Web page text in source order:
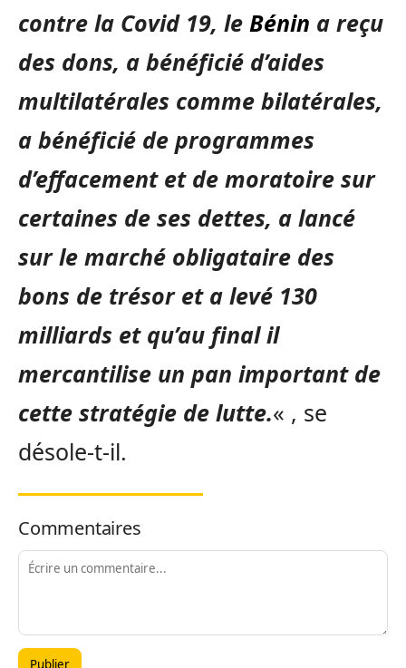
contre la Covid 19, le Bénin a reçu
des dons, a bénéficié d’aides
multilatérales comme bilatérales,
a bénéficié de programmes
d’effacement et de moratoire sur
certaines de ses dettes, a lancé
sur le marché obligataire des
bons de trésor et a levé 130
milliards et qu’au final il
mercantilise un pan important de
cette stratégie de lutte.« , se
désole-t-il.
Commentaires
Publier